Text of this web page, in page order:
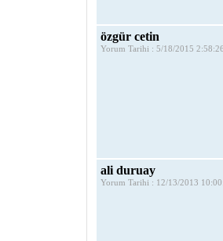
özgür cetin
Yorum Tarihi : 5/18/2015
ali duruay
Yorum Tarihi : 12/13/2013